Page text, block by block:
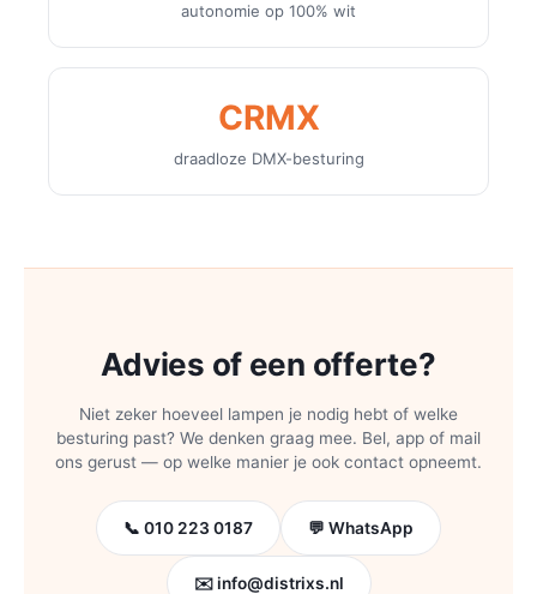
autonomie op 100% wit
CRMX
draadloze DMX-besturing
Advies of een offerte?
Niet zeker hoeveel lampen je nodig hebt of welke
besturing past? We denken graag mee. Bel, app of mail
ons gerust — op welke manier je ook contact opneemt.
📞 010 223 0187 💬 WhatsApp
✉️ info@distrixs.nl